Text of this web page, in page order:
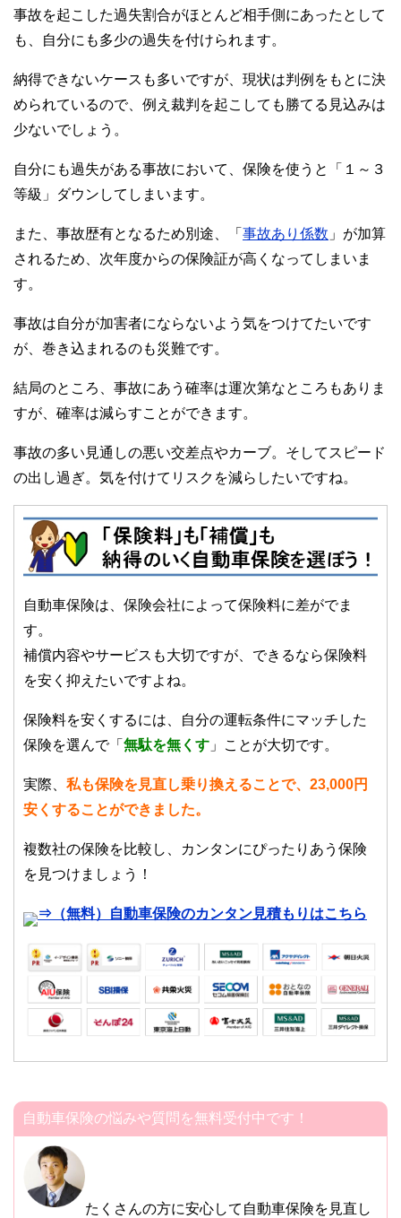
事故を起こした過失割合がほとんど相手側にあったとして
も、自分にも多少の過失を付けられます。
納得できないケースも多いですが、現状は判例をもとに決
められているので、例え裁判を起こしても勝てる見込みは
少ないでしょう。
自分にも過失がある事故において、保険を使うと「１～３
等級」ダウンしてしまいます。
また、事故歴有となるため別途、「 事故あり係数 」が加算
されるため、次年度からの保険証が高くなってしまいま
す。
事故は自分が加害者にならないよう気をつけてたいです
が、巻き込まれるのも災難です。
結局のところ、事故にあう確率は運次第なところもありま
すが、確率は減らすことができます。
事故の多い見通しの悪い交差点やカーブ。そしてスピード
の出し過ぎ。気を付けてリスクを減らしたいですね。
自動車保険は、保険会社によって保険料に差がでま
す。
補償内容やサービスも大切ですが、できるなら保険料
を安く抑えたいですよね。
保険料を安くするには、自分の運転条件にマッチした
保険を選んで「 無駄を無くす 」ことが大切です。
実際、 私も保険を見直し乗り換えることで、23,000円
安くすることができました。
複数社の保険を比較し、カンタンにぴったりあう保険
を見つけましょう！
⇒（無料）自動車保険のカンタン見積もりはこちら
自動車保険の悩みや質問を無料受付中です！
たくさんの方に安心して自動車保険を見直し